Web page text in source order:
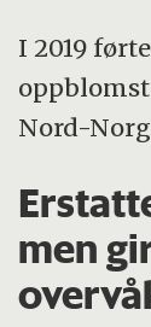
I 2019
Nord-
men